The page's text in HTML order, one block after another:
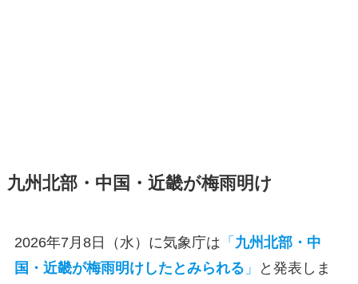
九州北部・中国・近畿が梅雨明け
2026年7月8日（水）に気象庁は 「 九州北部・中
国・近畿が梅雨明けしたとみられる 」
と発表しま